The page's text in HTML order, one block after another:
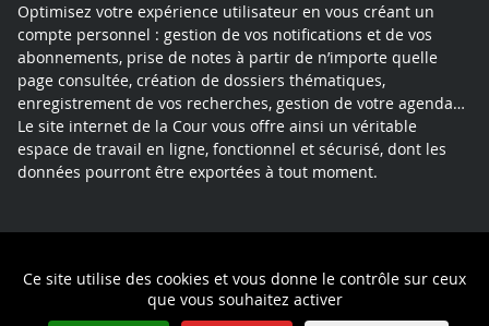
Ce site utilise des cookies et vous donne le contrôle sur ceux
que vous souhaitez activer
Optimisez votre expérience utilisateur en vous créant un
compte personnel : gestion de vos notifications et de vos
abonnements, prise de notes à partir de n’importe quelle
page consultée, création de dossiers thématiques,
enregistrement de vos recherches, gestion de votre agenda…
Le site internet de la Cour vous offre ainsi un véritable
espace de travail en ligne, fonctionnel et sécurisé, dont les
données pourront être exportées à tout moment.
Politique de confidentialité